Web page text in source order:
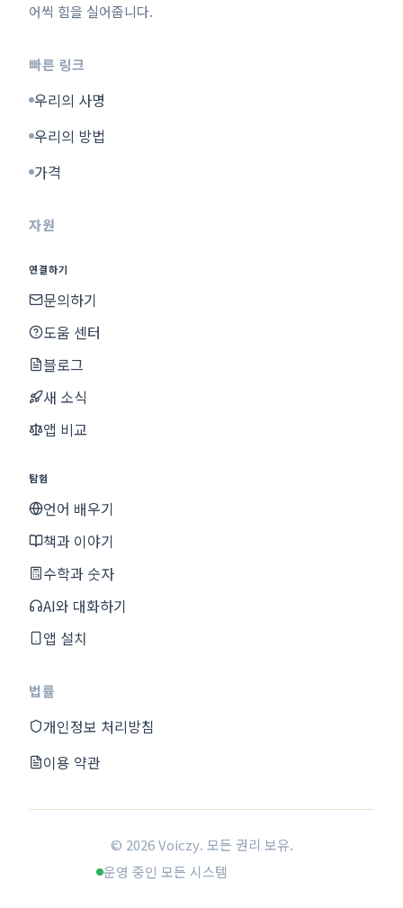
어씩 힘을 실어줍니다.
빠른 링크
우리의 사명
우리의 방법
가격
자원
연결하기
문의하기
도움 센터
블로그
새 소식
앱 비교
탐험
언어 배우기
책과 이야기
수학과 숫자
AI와 대화하기
앱 설치
법률
개인정보 처리방침
이용 약관
© 2026 Voiczy. 모든 권리 보유.
운영 중인 모든 시스템